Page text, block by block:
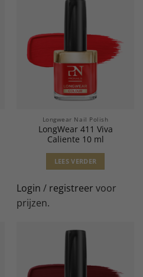
Longwear Nail Polish
LongWear 411 Viva
Caliente 10 ml
LEES VERDER
Login / registreer voor
prijzen.